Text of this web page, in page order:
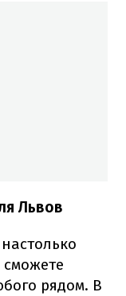
Львов
рядом. В